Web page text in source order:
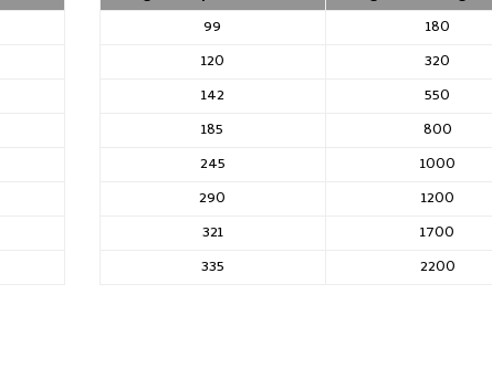
99
180
120
320
142
550
185
800
245
1000
290
1200
321
1700
335
2200